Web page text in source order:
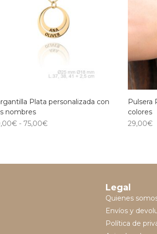
Plata personalizada con
nombres
€ - 75,00€
Pulsera
colores
29,00€
Legal
Quienes
Envíos y
Política de